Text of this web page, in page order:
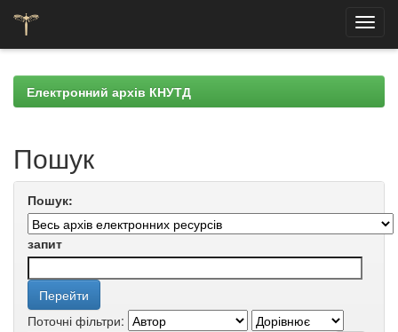
navigationЕлектронний архів КНУТД
Пошук
Пошук:
запит
Поточні фільтри: